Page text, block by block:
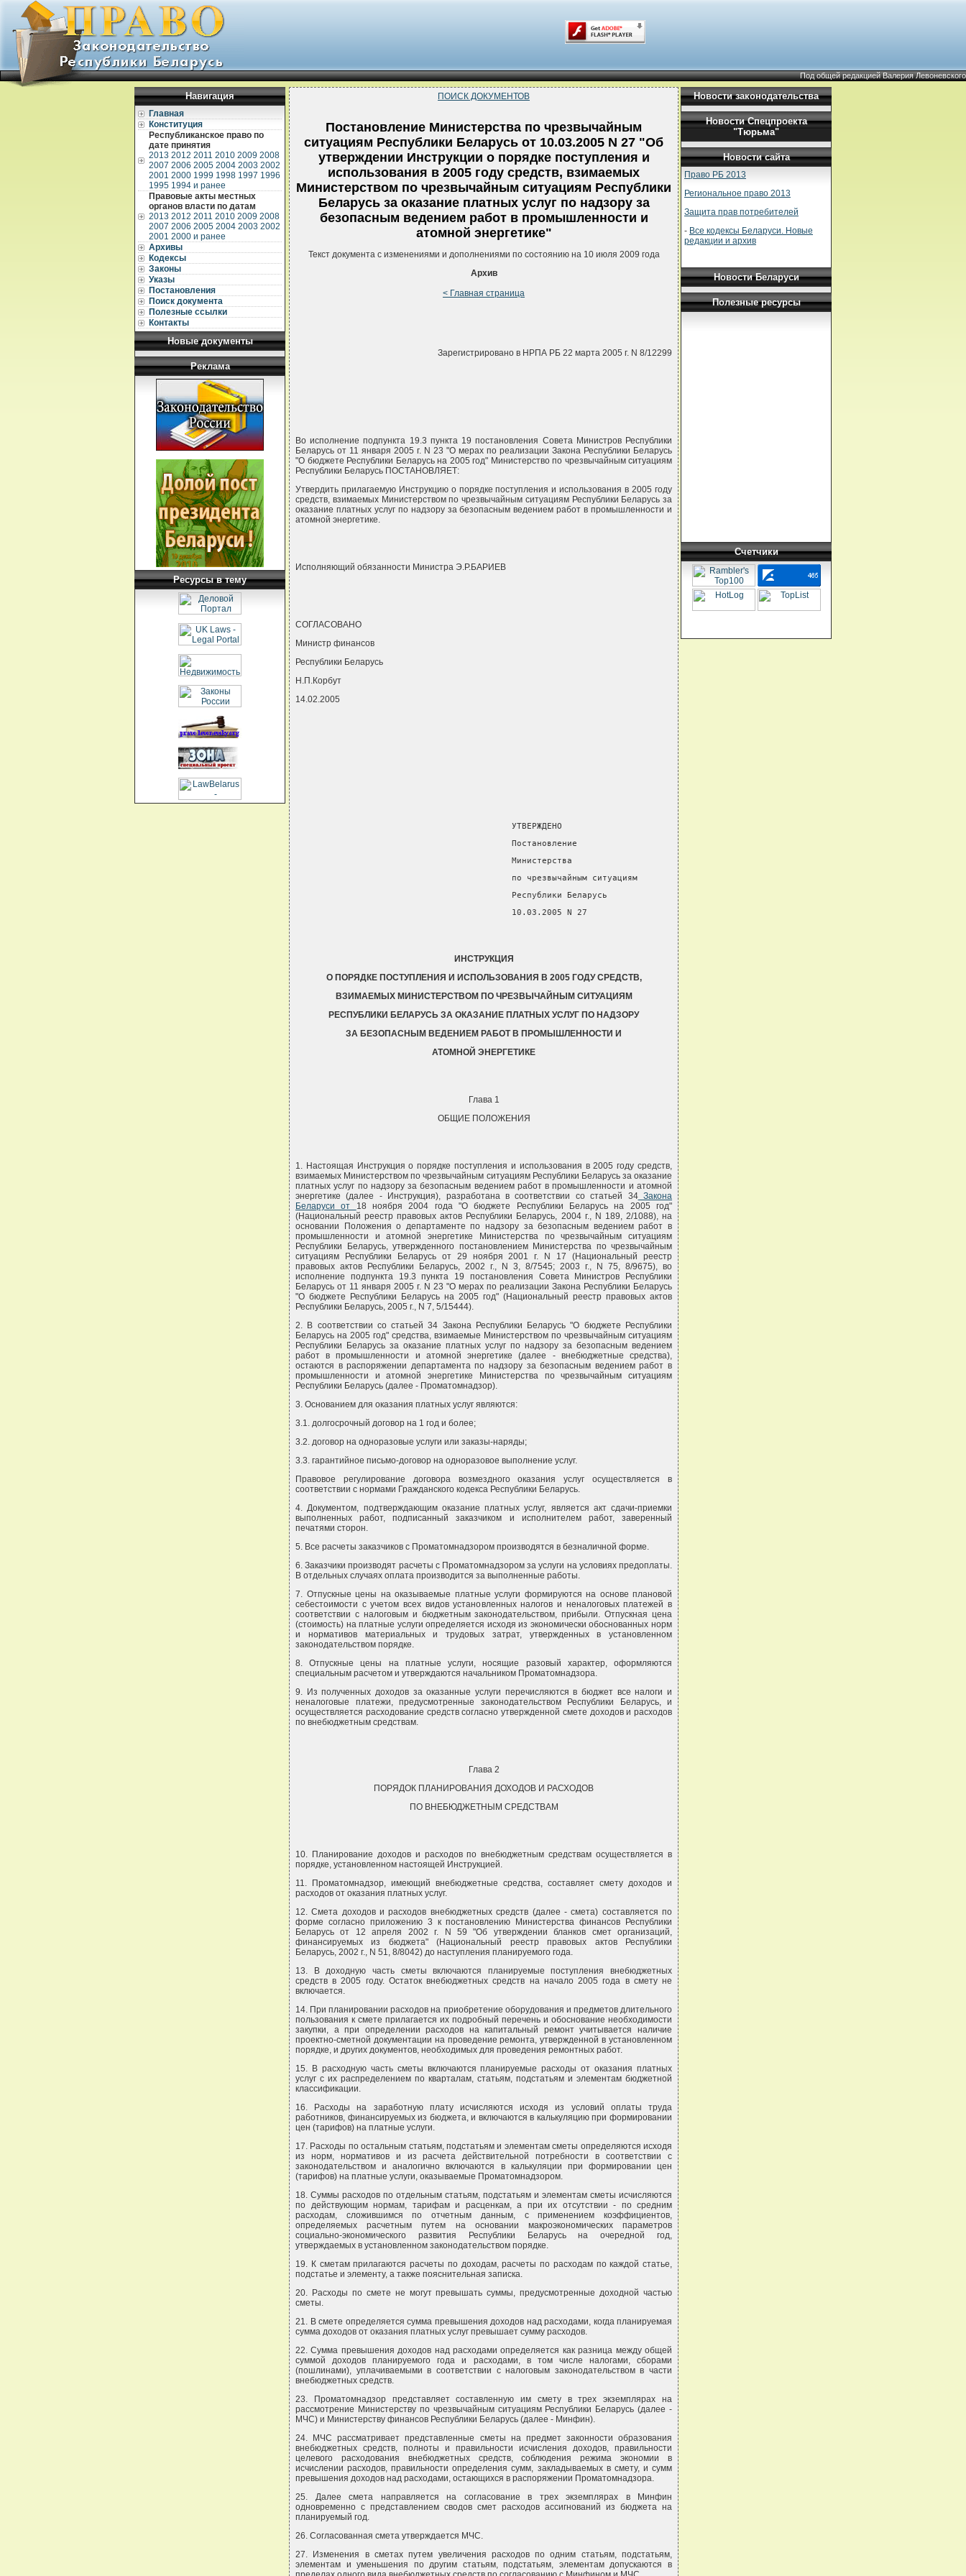
Под общей редакцией Валерия Левоневского
Навигация
Главная
Конституция
Республиканское право по
дате принятия
2013 2012 2011 2010 2009 2008
2007 2006 2005 2004 2003 2002
2001 2000 1999 1998 1997 1996
1995 1994 и ранее
Правовые акты местных
органов власти по датам
2013 2012 2011 2010 2009 2008
2007 2006 2005 2004 2003 2002
2001 2000 и ранее
Архивы
Кодексы
Законы
Указы
Постановления
Поиск документа
Полезные ссылки
Контакты
Новые документы
Реклама
Ресурсы в тему
ПОИСК ДОКУМЕНТОВ
Постановление Министерства по чрезвычайным
ситуациям Республики Беларусь от 10.03.2005 N 27 "Об
утверждении Инструкции о порядке поступления и
использования в 2005 году средств, взимаемых
Министерством по чрезвычайным ситуациям Республики
Беларусь за оказание платных услуг по надзору за
безопасным ведением работ в промышленности и
атомной энергетике"
Текст документа с изменениями и дополнениями по состоянию на 10 июля 2009 года
Архив
< Главная страница
Зарегистрировано в НРПА РБ 22 марта 2005 г. N 8/12299
Во исполнение подпункта 19.3 пункта 19 постановления Совета Министров Республики
Беларусь от 11 января 2005 г. N 23 "О мерах по реализации Закона Республики Беларусь
"О бюджете Республики Беларусь на 2005 год" Министерство по чрезвычайным ситуациям
Республики Беларусь ПОСТАНОВЛЯЕТ:
Утвердить прилагаемую Инструкцию о порядке поступления и использования в 2005 году
средств, взимаемых Министерством по чрезвычайным ситуациям Республики Беларусь за
оказание платных услуг по надзору за безопасным ведением работ в промышленности и
атомной энергетике.
Исполняющий обязанности Министра Э.Р.БАРИЕВ
СОГЛАСОВАНО
Министр финансов
Республики Беларусь
Н.П.Корбут
14.02.2005
                                           УТВЕРЖДЕНО
                                           Постановление
                                           Министерства
                                           по чрезвычайным ситуациям
                                           Республики Беларусь
                                           10.03.2005 N 27
ИНСТРУКЦИЯ
О ПОРЯДКЕ ПОСТУПЛЕНИЯ И ИСПОЛЬЗОВАНИЯ В 2005 ГОДУ СРЕДСТВ,
ВЗИМАЕМЫХ МИНИСТЕРСТВОМ ПО ЧРЕЗВЫЧАЙНЫМ СИТУАЦИЯМ
РЕСПУБЛИКИ БЕЛАРУСЬ ЗА ОКАЗАНИЕ ПЛАТНЫХ УСЛУГ ПО НАДЗОРУ
ЗА БЕЗОПАСНЫМ ВЕДЕНИЕМ РАБОТ В ПРОМЫШЛЕННОСТИ И
АТОМНОЙ ЭНЕРГЕТИКЕ
Глава 1
ОБЩИЕ ПОЛОЖЕНИЯ
1. Настоящая Инструкция о порядке поступления и использования в 2005 году средств,
взимаемых Министерством по чрезвычайным ситуациям Республики Беларусь за оказание
платных услуг по надзору за безопасным ведением работ в промышленности и атомной
энергетике (далее - Инструкция), разработана в соответствии со статьей 34Закона
Беларуси от 18 ноября 2004 года "О бюджете Республики Беларусь на 2005 год"
(Национальный реестр правовых актов Республики Беларусь, 2004 г., N 189, 2/1088), на
основании Положения о департаменте по надзору за безопасным ведением работ в
промышленности и атомной энергетике Министерства по чрезвычайным ситуациям
Республики Беларусь, утвержденного постановлением Министерства по чрезвычайным
ситуациям Республики Беларусь от 29 ноября 2001 г. N 17 (Национальный реестр
правовых актов Республики Беларусь, 2002 г., N 3, 8/7545; 2003 г., N 75, 8/9675), во
исполнение подпункта 19.3 пункта 19 постановления Совета Министров Республики
Беларусь от 11 января 2005 г. N 23 "О мерах по реализации Закона Республики Беларусь
"О бюджете Республики Беларусь на 2005 год" (Национальный реестр правовых актов
Республики Беларусь, 2005 г., N 7, 5/15444).
2. В соответствии со статьей 34 Закона Республики Беларусь "О бюджете Республики
Беларусь на 2005 год" средства, взимаемые Министерством по чрезвычайным ситуациям
Республики Беларусь за оказание платных услуг по надзору за безопасным ведением
работ в промышленности и атомной энергетике (далее - внебюджетные средства),
остаются в распоряжении департамента по надзору за безопасным ведением работ в
промышленности и атомной энергетике Министерства по чрезвычайным ситуациям
Республики Беларусь (далее - Проматомнадзор).
3. Основанием для оказания платных услуг являются:
3.1. долгосрочный договор на 1 год и более;
3.2. договор на одноразовые услуги или заказы-наряды;
3.3. гарантийное письмо-договор на одноразовое выполнение услуг.
Правовое регулирование договора возмездного оказания услуг осуществляется в
соответствии с нормами Гражданского кодекса Республики Беларусь.
4. Документом, подтверждающим оказание платных услуг, является акт сдачи-приемки
выполненных работ, подписанный заказчиком и исполнителем работ, заверенный
печатями сторон.
5. Все расчеты заказчиков с Проматомнадзором производятся в безналичной форме.
6. Заказчики производят расчеты с Проматомнадзором за услуги на условиях предоплаты.
В отдельных случаях оплата производится за выполненные работы.
7. Отпускные цены на оказываемые платные услуги формируются на основе плановой
себестоимости с учетом всех видов установленных налогов и неналоговых платежей в
соответствии с налоговым и бюджетным законодательством, прибыли. Отпускная цена
(стоимость) на платные услуги определяется исходя из экономически обоснованных норм
и нормативов материальных и трудовых затрат, утвержденных в установленном
законодательством порядке.
8. Отпускные цены на платные услуги, носящие разовый характер, оформляются
специальным расчетом и утверждаются начальником Проматомнадзора.
9. Из полученных доходов за оказанные услуги перечисляются в бюджет все налоги и
неналоговые платежи, предусмотренные законодательством Республики Беларусь, и
осуществляется расходование средств согласно утвержденной смете доходов и расходов
по внебюджетным средствам.
Глава 2
ПОРЯДОК ПЛАНИРОВАНИЯ ДОХОДОВ И РАСХОДОВ
ПО ВНЕБЮДЖЕТНЫМ СРЕДСТВАМ
10. Планирование доходов и расходов по внебюджетным средствам осуществляется в
порядке, установленном настоящей Инструкцией.
11. Проматомнадзор, имеющий внебюджетные средства, составляет смету доходов и
расходов от оказания платных услуг.
12. Смета доходов и расходов внебюджетных средств (далее - смета) составляется по
форме согласно приложению 3 к постановлению Министерства финансов Республики
Беларусь от 12 апреля 2002 г. N 59 "Об утверждении бланков смет организаций,
финансируемых из бюджета" (Национальный реестр правовых актов Республики
Беларусь, 2002 г., N 51, 8/8042) до наступления планируемого года.
13. В доходную часть сметы включаются планируемые поступления внебюджетных
средств в 2005 году. Остаток внебюджетных средств на начало 2005 года в смету не
включается.
14. При планировании расходов на приобретение оборудования и предметов длительного
пользования к смете прилагается их подробный перечень и обоснование необходимости
закупки, а при определении расходов на капитальный ремонт учитывается наличие
проектно-сметной документации на проведение ремонта, утвержденной в установленном
порядке, и других документов, необходимых для проведения ремонтных работ.
15. В расходную часть сметы включаются планируемые расходы от оказания платных
услуг с их распределением по кварталам, статьям, подстатьям и элементам бюджетной
классификации.
16. Расходы на заработную плату исчисляются исходя из условий оплаты труда
работников, финансируемых из бюджета, и включаются в калькуляцию при формировании
цен (тарифов) на платные услуги.
17. Расходы по остальным статьям, подстатьям и элементам сметы определяются исходя
из норм, нормативов и из расчета действительной потребности в соответствии с
законодательством и аналогично включаются в калькуляции при формировании цен
(тарифов) на платные услуги, оказываемые Проматомнадзором.
18. Суммы расходов по отдельным статьям, подстатьям и элементам сметы исчисляются
по действующим нормам, тарифам и расценкам, а при их отсутствии - по средним
расходам, сложившимся по отчетным данным, с применением коэффициентов,
определяемых расчетным путем на основании макроэкономических параметров
социально-экономического развития Республики Беларусь на очередной год,
утверждаемых в установленном законодательством порядке.
19. К сметам прилагаются расчеты по доходам, расчеты по расходам по каждой статье,
подстатье и элементу, а также пояснительная записка.
20. Расходы по смете не могут превышать суммы, предусмотренные доходной частью
сметы.
21. В смете определяется сумма превышения доходов над расходами, когда планируемая
сумма доходов от оказания платных услуг превышает сумму расходов.
22. Сумма превышения доходов над расходами определяется как разница между общей
суммой доходов планируемого года и расходами, в том числе налогами, сборами
(пошлинами), уплачиваемыми в соответствии с налоговым законодательством в части
внебюджетных средств.
23. Проматомнадзор представляет составленную им смету в трех экземплярах на
рассмотрение Министерству по чрезвычайным ситуациям Республики Беларусь (далее -
МЧС) и Министерству финансов Республики Беларусь (далее - Минфин).
24. МЧС рассматривает представленные сметы на предмет законности образования
внебюджетных средств, полноты и правильности исчисления доходов, правильности
целевого расходования внебюджетных средств, соблюдения режима экономии в
исчислении расходов, правильности определения сумм, закладываемых в смету, и сумм
превышения доходов над расходами, остающихся в распоряжении Проматомнадзора.
25. Далее смета направляется на согласование в трех экземплярах в Минфин
одновременно с представлением сводов смет расходов ассигнований из бюджета на
планируемый год.
26. Согласованная смета утверждается МЧС.
27. Изменения в сметах путем увеличения расходов по одним статьям, подстатьям,
элементам и уменьшения по другим статьям, подстатьям, элементам допускаются в
Новости законодательства
Новости Спецпроекта
"Тюрьма"
Новости сайта
Право РБ 2013
Региональное право 2013
Защита прав потребителей
- Все кодексы Беларуси. Новые
редакции и архив
Новости Беларуси
Полезные ресурсы
Счетчики